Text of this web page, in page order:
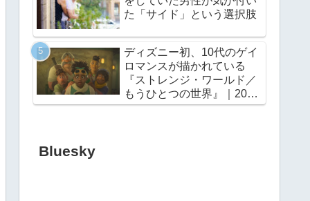
た「サイド」という選択肢
ディズニー初、10代のゲイ
ロマンスが描かれている
『ストレンジ・ワールド／
もうひとつの世界』｜2022
年11月23日（水・祝）公開
Bluesky